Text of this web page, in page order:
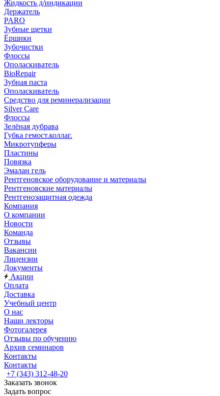
Жидкость д/индикации
Держатель
PARO
Зубные щетки
Ёршики
Зубочистки
Флоссы
Ополаскиватель
BioRepair
Зубная паста
Ополаскиватель
Средство для реминерализации
Silver Care
Флоссы
Зелёная дубрава
Губка гемост.коллаг.
Микротупферы
Пластины
Повязка
Эмалан гель
Рентгеновское оборудование и материалы
Рентгеновские материалы
Рентгенозащитная одежда
Компания
О компании
Новости
Команда
Отзывы
Вакансии
Лицензии
Документы
Акции
Оплата
Доставка
Учебный центр
О нас
Наши лекторы
Фотогалерея
Отзывы по обучению
Архив семинаров
Контакты
Контакты
+7 (343) 312-48-20
Заказать звонок
Задать вопрос